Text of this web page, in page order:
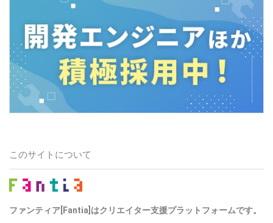
このサイトについて
ファンティア[Fantia]はクリエイター支援プラットフォームです。